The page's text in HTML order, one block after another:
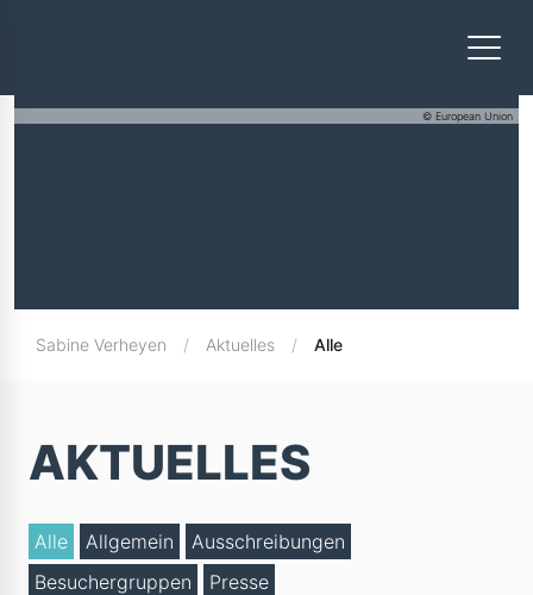
© European Union
Sabine Verheyen Aktuelles Alle
AKTUELLES
Alle Allgemein
Ausschreibungen
Besuchergruppen
Presse